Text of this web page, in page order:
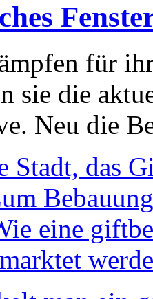
für
sie die
Neu die
Stadt, das
eine